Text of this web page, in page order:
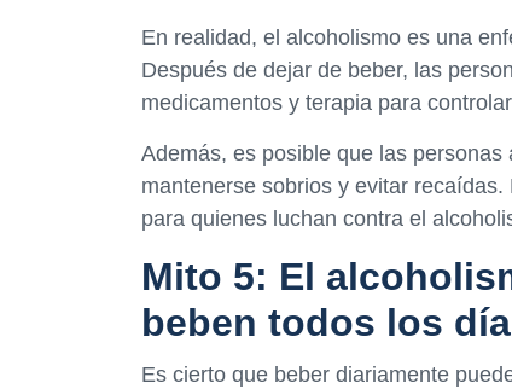
En realidad, el alcoholismo es una
Después de dejar de beber, las
medicamentos y terapia para
Además, es posible que las
mantenerse sobrios y evitar
para quienes luchan contra el
Mito 5: El
beben todos los
Es cierto que beber diariamente